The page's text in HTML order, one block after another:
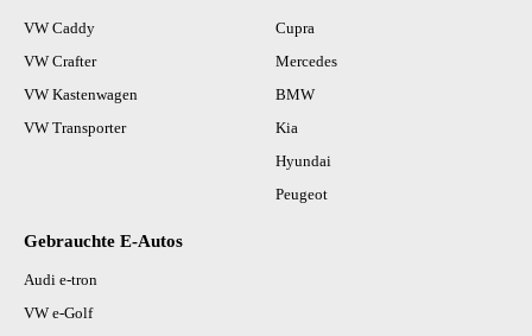
VW Caddy
VW Crafter
VW Kastenwagen
VW Transporter
Cupra
Mercedes
BMW
Kia
Hyundai
Peugeot
Gebrauchte E-Autos
Audi e-tron
VW e-Golf